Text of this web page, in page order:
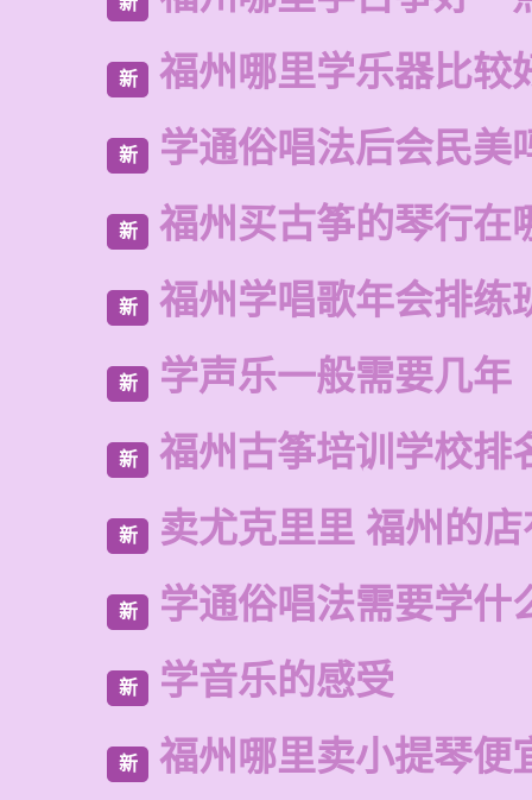
新 福州哪里学乐器比较
新 学通俗唱法后会民美
新 福州买古筝的琴行在
新 福州学唱歌年会排练
新 学声乐一般需要几年
新 福州古筝培训学校排
新 卖尤克里里 福州的
新 学通俗唱法需要学什
新 学音乐的感受
新 福州哪里卖小提琴便